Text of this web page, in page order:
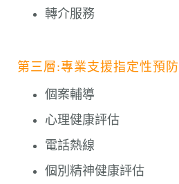
轉介服務
第三層:專業支援指定性預防
個案輔導
心理健康評估
電話熱線
個別精神健康評估